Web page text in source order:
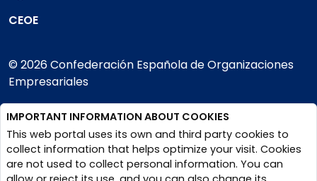
CEOE
© 2026 Confederación Española de Organizaciones
Empresariales
Legal Notice Privacy Policy and cookies
IMPORTANT INFORMATION ABOUT COOKIES
This web portal uses its own and third party cookies to
collect information that helps optimize your visit. Cookies
are not used to collect personal information. You can